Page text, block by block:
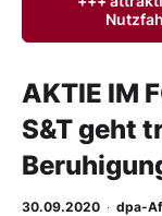
Finanz-Check
Abo & Shop
BO-
AKTIE IM
S&T geht
30.09.2020 · dpa-